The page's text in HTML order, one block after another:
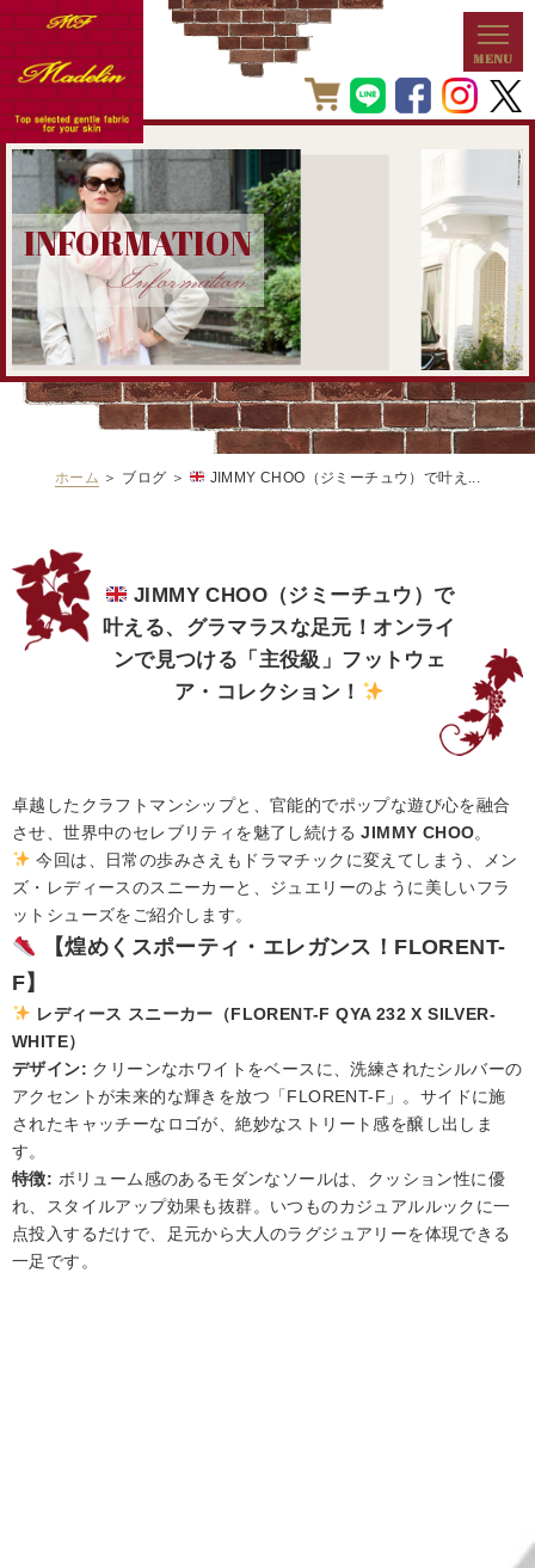
INFORMATION
Information
ホーム ＞ ブログ ＞ JIMMY CHOO（ジミーチュウ）で叶え...
JIMMY CHOO（ジミーチュウ）で
叶える、グラマラスな足元！オンライ
ンで見つける「主役級」フットウェ
ア・コレクション！
卓越したクラフトマンシップと、官能的でポップな遊び心を融合
させ、世界中のセレブリティを魅了し続けるJIMMY CHOO。
今回は、日常の歩みさえもドラマチックに変えてしまう、メン
ズ・レディースのスニーカーと、ジュエリーのように美しいフラ
ットシューズをご紹介します。
【煌めくスポーティ・エレガンス！FLORENT-
F】
レディース スニーカー（FLORENT-F QYA 232 X SILVER-
WHITE）
デザイン: クリーンなホワイトをベースに、洗練されたシルバーの
アクセントが未来的な輝きを放つ「FLORENT-F」。サイドに施
されたキャッチーなロゴが、絶妙なストリート感を醸し出しま
す。
特徴: ボリューム感のあるモダンなソールは、クッション性に優
れ、スタイルアップ効果も抜群。いつものカジュアルルックに一
点投入するだけで、足元から大人のラグジュアリーを体現できる
一足です。